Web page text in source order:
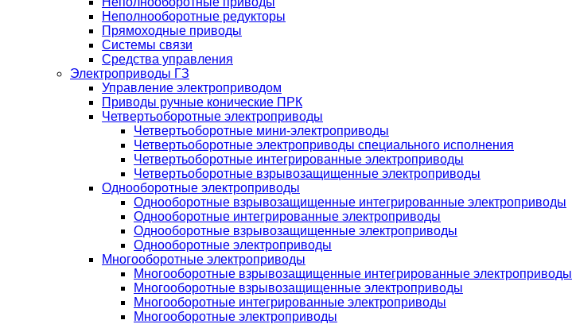
Неполнооборотные редукторы
Прямоходные приводы
Системы связи
Средства управления
Электроприводы ГЗ
Управление электроприводом
Приводы ручные конические ПРК
Четвертьоборотные электроприводы
Четвертьоборотные мини-электроприводы
Четвертьоборотные электроприводы специального исполнения
Четвертьоборотные интегрированные электроприводы
Четвертьоборотные взрывозащищенные электроприводы
Однооборотные электроприводы
Однооборотные взрывозащищенные интегрированные электроприводы
Однооборотные интегрированные электроприводы
Однооборотные взрывозащищенные электроприводы
Однооборотные электроприводы
Многооборотные электроприводы
Многооборотные взрывозащищенные интегрированные электроприводы
Многооборотные взрывозащищенные электроприводы
Многооборотные интегрированные электроприводы
Многооборотные электроприводы